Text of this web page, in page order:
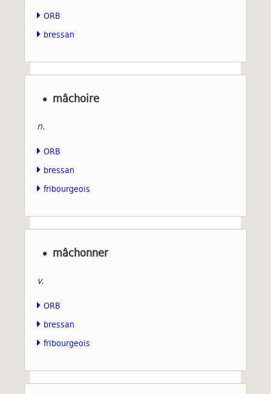
ORB
bressan
mâchoire
n.
ORB
bressan
fribourgeois
mâchonner
v.
ORB
bressan
fribourgeois